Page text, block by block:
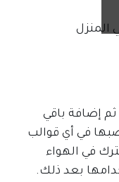
إضافة باقي
في أي قوالب
في الهواء
بعد ذلك.